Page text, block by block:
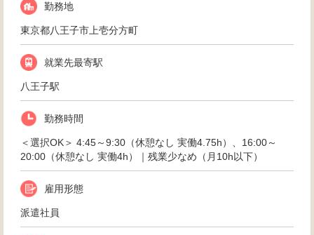
勤務地
東京都八王子市上壱分方町
就業先最寄駅
八王子駅
勤務時間
＜選択OK＞ 4:45～9:30（休憩なし 実働4.75h）、16:00～
20:00（休憩なし 実働4h）｜残業少なめ（月10h以下）
雇用形態
派遣社員